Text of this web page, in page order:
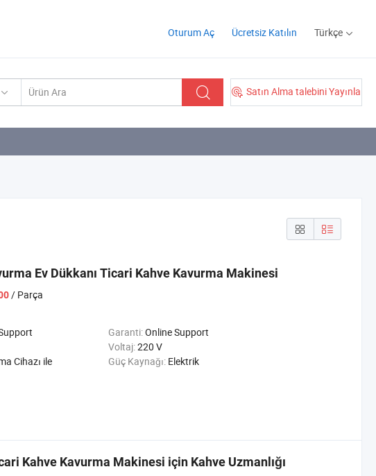
Oturum Aç Ücretsiz Katılın Türkçe
Satın Alma talebini Yayınla
Ev Dükkanı Ticari Kahve Kavurma Makinesi
/ Parça
Garanti:Online Support
Voltaj:220 V
Cihazı ile Güç Kaynağı: Elektrik
Kahve Kavurma Makinesi için Kahve Uzmanlığı